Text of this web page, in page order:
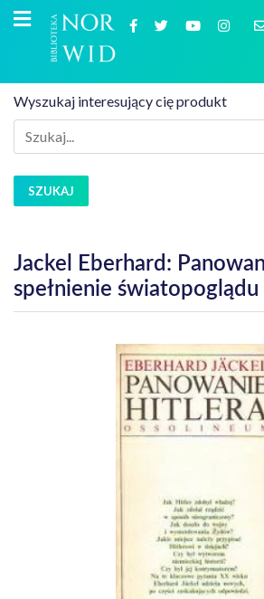
Wyszukaj interesujący cię produkt
SZUKAJ
Jackel Eberhard:
spełnienie światopoglądu